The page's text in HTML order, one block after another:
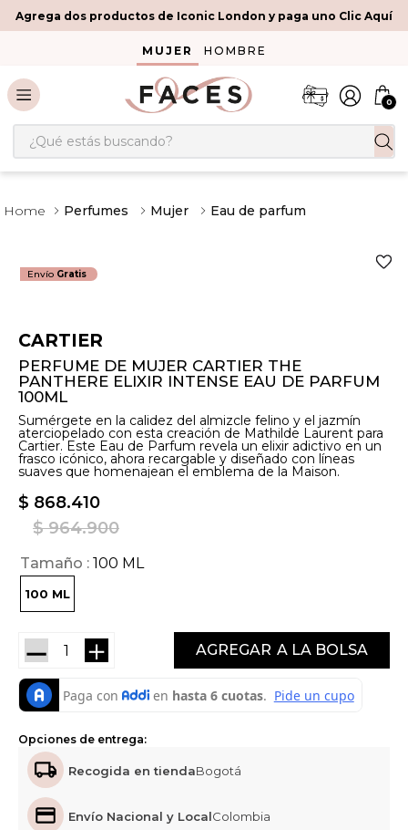
Agrega dos productos de Iconic London y paga uno Clic Aquí
MUJER HOMBRE
0
¿Qué estás buscando?
Perfumes Mujer Eau de parfum
Envío Gratis
CARTIER
PERFUME DE MUJER CARTIER THE
PANTHERE ELIXIR INTENSE EAU DE PARFUM
100ML
Sumérgete en la calidez del almizcle felino y el jazmín
aterciopelado con esta creación de Mathilde Laurent para
Cartier. Este Eau de Parfum revela un elixir adictivo en un
frasco icónico, ahora recargable y diseñado con líneas
suaves que homenajean el emblema de la Maison.
$ 868.410
$ 964.900
Tamaño 100 ML
100 ML
＋
－ AGREGAR
Opciones de entrega:
Recogida en tiendaBogotá
Envío Nacional y LocalColombia